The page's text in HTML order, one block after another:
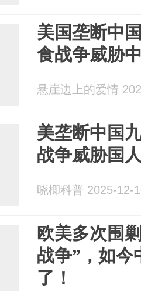
美国垄断中
食战争威胁
悬崖边上的爱情
美垄断中国
战争威胁国
晓楖科普 2025-12-
欧美多次围
战争”，如今
了！